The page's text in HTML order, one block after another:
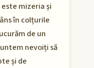
mizeria și
în colțurile
de un
nevoiți să
și de